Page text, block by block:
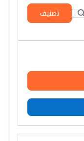
تصنيف